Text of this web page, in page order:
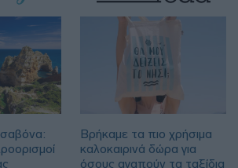
Βρήκαμε τα πιο χρήσιμα
καλοκαιρινά δώρα για
όσους αγαπούν τα ταξίδια